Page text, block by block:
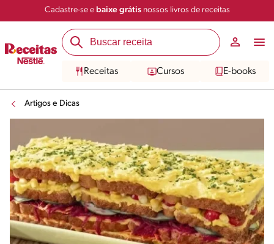
Cadastre-se e baixe grátisnossos livros de receitas
Receitas Cursos E-books
Artigos e Dicas